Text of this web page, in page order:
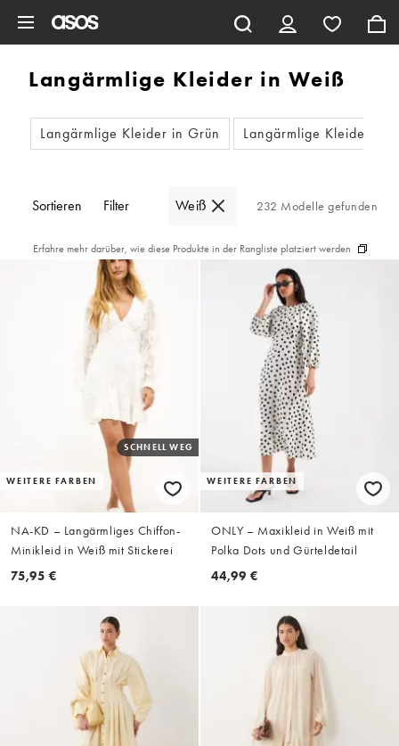
Langärmlige Kleider in Weiß
Langärmlige Kleider in Grün Langärmlige Kleider in
Sortieren Filter Weiß 232 Modelle gefunden
Erfahre mehr darüber, wie diese Produkte in der Rangliste platziert werden
WEITERE FARBEN
SCHNELL WEG
NA-KD – Langärmliges Chiffon-
Minikleid in Weiß mit Stickerei
75,95 €
WEITERE FARBEN
ONLY – Maxikleid in Weiß mit
Polka Dots und Gürteldetail
44,99 €